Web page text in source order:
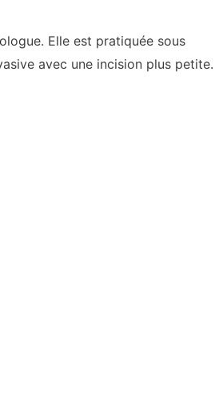
Elle est pratiquée sous
avec une incision plus petite.